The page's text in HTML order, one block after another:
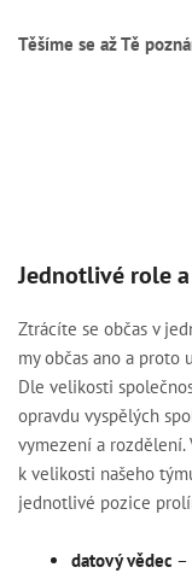
Těšíme se až Tě
Jednotlivé role
Ztrácíte se občas v
my občas ano a proto
Dle velikosti
opravdu vyspělých
vymezení a
k velikosti našeho
jednotlivé pozice
datový vědec –